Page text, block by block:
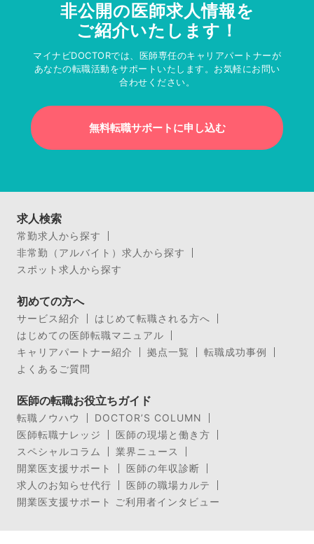
非公開の医師求人情報を
ご紹介いたします！
マイナビDOCTORでは、医師専任のキャリアパートナーが
あなたの転職活動をサポートいたします。お気軽にお問い
合わせください。
無料転職サポートに申し込む
求人検索
常勤求人から探す
非常勤（アルバイト）求人から探す
スポット求人から探す
初めての方へ
サービス紹介
はじめて転職される方へ
はじめての医師転職マニュアル
キャリアパートナー紹介
拠点一覧
転職成功事例
よくあるご質問
医師の転職お役立ちガイド
転職ノウハウ
DOCTOR’S COLUMN
医師転職ナレッジ
医師の現場と働き方
スペシャルコラム
業界ニュース
開業医支援サポート
医師の年収診断
求人のお知らせ代行
医師の職場カルテ
開業医支援サポート ご利用者インタビュー